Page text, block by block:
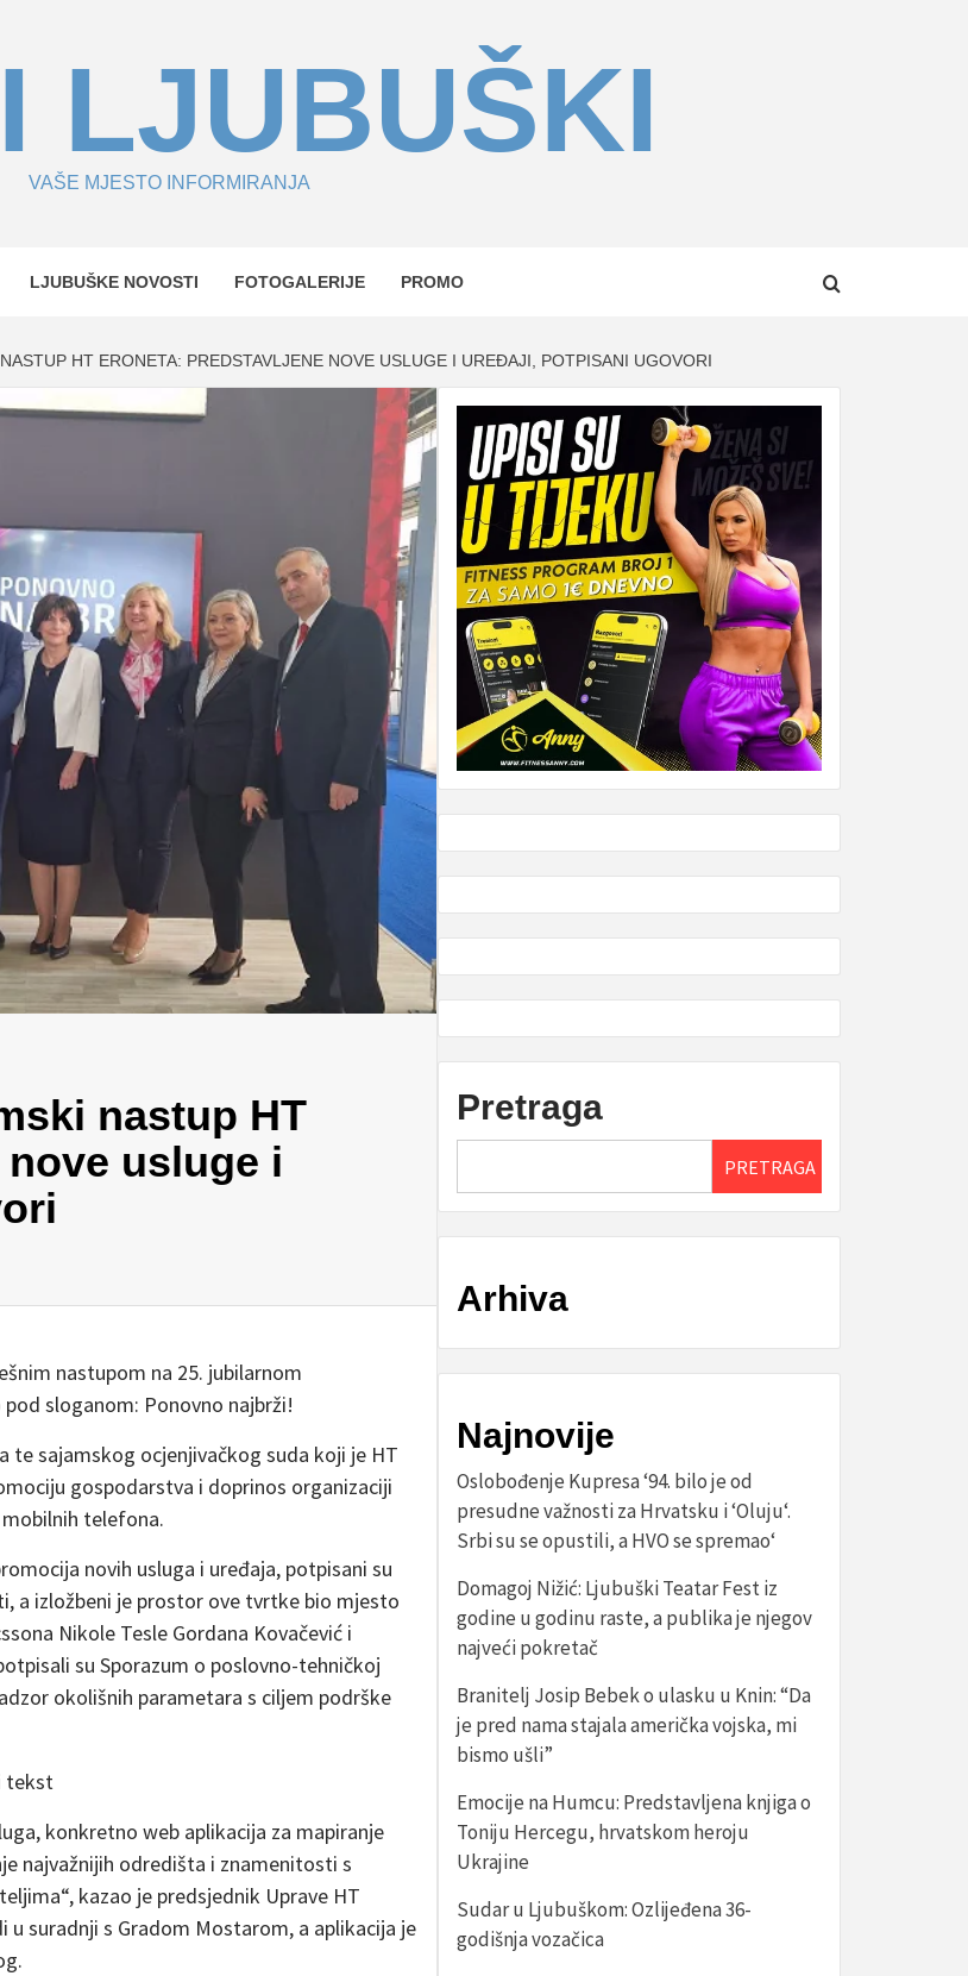
LJUBUŠKI
VAŠE MJESTO INFORMIRANJA
LJUBUŠKE NOVOSTI FOTOGALERIJE PROMO
HT ERONETA: PREDSTAVLJENE NOVE USLUGE I UREĐAJI, POTPISANI UGOVORI
nastup HT
usluge i
nastupom na 25. jubilarnom
sloganom: Ponovno najbrži!
te sajamskog ocjenjivačkog suda koji je HT
gospodarstva i doprinos organizaciji
telefona.
novih usluga i uređaja, potpisani su
a izložbeni je prostor ove tvrtke bio mjesto
Nikole Tesle Gordana Kovačević i
su Sporazum o poslovno-tehničkoj
okolišnih parametara s ciljem podrške
konkretno web aplikacija za mapiranje
najvažnijih odredišta i znamenitosti s
kazao je predsjednik Uprave HT
u suradnji s Gradom Mostarom, a aplikacija je
Pretraga
PRETRAGA
Arhiva
Najnovije
Oslobođenje Kupresa ‘94. bilo je od
presudne važnosti za Hrvatsku i ‘Oluju‘.
Srbi su se opustili, a HVO se spremao‘
Domagoj Nižić: Ljubuški Teatar Fest iz
godine u godinu raste, a publika je njegov
najveći pokretač
Branitelj Josip Bebek o ulasku u Knin: “Da
je pred nama stajala američka vojska, mi
bismo ušli”
Emocije na Humcu: Predstavljena knjiga o
Toniju Hercegu, hrvatskom heroju
Ukrajine
Sudar u Ljubuškom: Ozlijeđena 36-
godišnja vozačica